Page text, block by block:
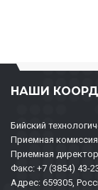
НАШИ
Бийский
Приемная
Приемная
Факс: +7 (3854) 43-
Адрес: 659305,